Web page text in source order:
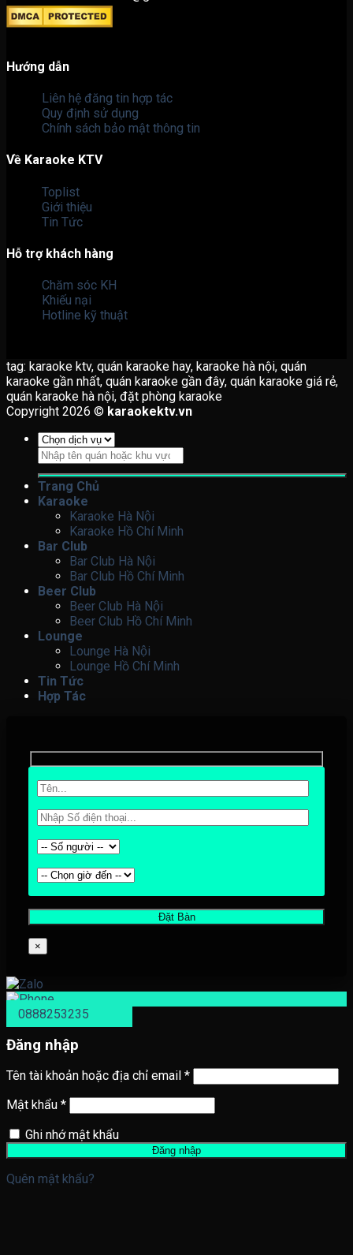
Hướng dẫn
Liên hệ đăng tin hợp tác
Quy định sử dụng
Chính sách bảo mật thông tin
Về Karaoke KTV
Toplist
Giới thiệu
Tin Tức
Hỗ trợ khách hàng
Chăm sóc KH
Khiếu nại
Hotline kỹ thuật
tag: karaoke ktv, quán karaoke hay, karaoke hà nội, quán
karaoke gần nhất, quán karaoke gần đây, quán karaoke giá rẻ,
quán karaoke hà nội, đặt phòng karaoke
Copyright 2026 © karaokektv.vn
Tìm
Trang Chủ
Karaoke
Karaoke Hà Nội
Karaoke Hồ Chí Minh
Bar Club
Bar Club Hà Nội
Bar Club Hồ Chí Minh
Beer Club
Beer Club Hà Nội
Beer Club Hồ Chí Minh
Lounge
Lounge Hà Nội
Lounge Hồ Chí Minh
Tin Tức
Hợp Tác
×
0888253235
Đăng nhập
Tên tài khoản hoặc địa chỉ email *
Mật khẩu *
Ghi nhớ mật khẩu
Đăng nhập
Quên mật khẩu?